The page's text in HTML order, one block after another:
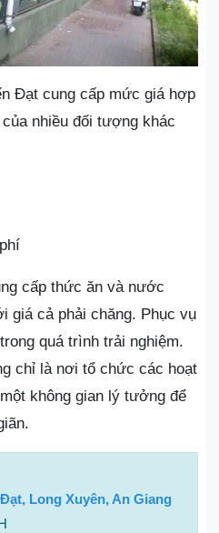
Đạt cung cấp mức giá hợp
nhiều đối tượng khác
cấp thức ăn và nước
giá cả phải chăng. Phục vụ
quá trình trải nghiệm.
chỉ là nơi tổ chức các hoạt
không gian lý tưởng để
Long Xuyên, An Giang